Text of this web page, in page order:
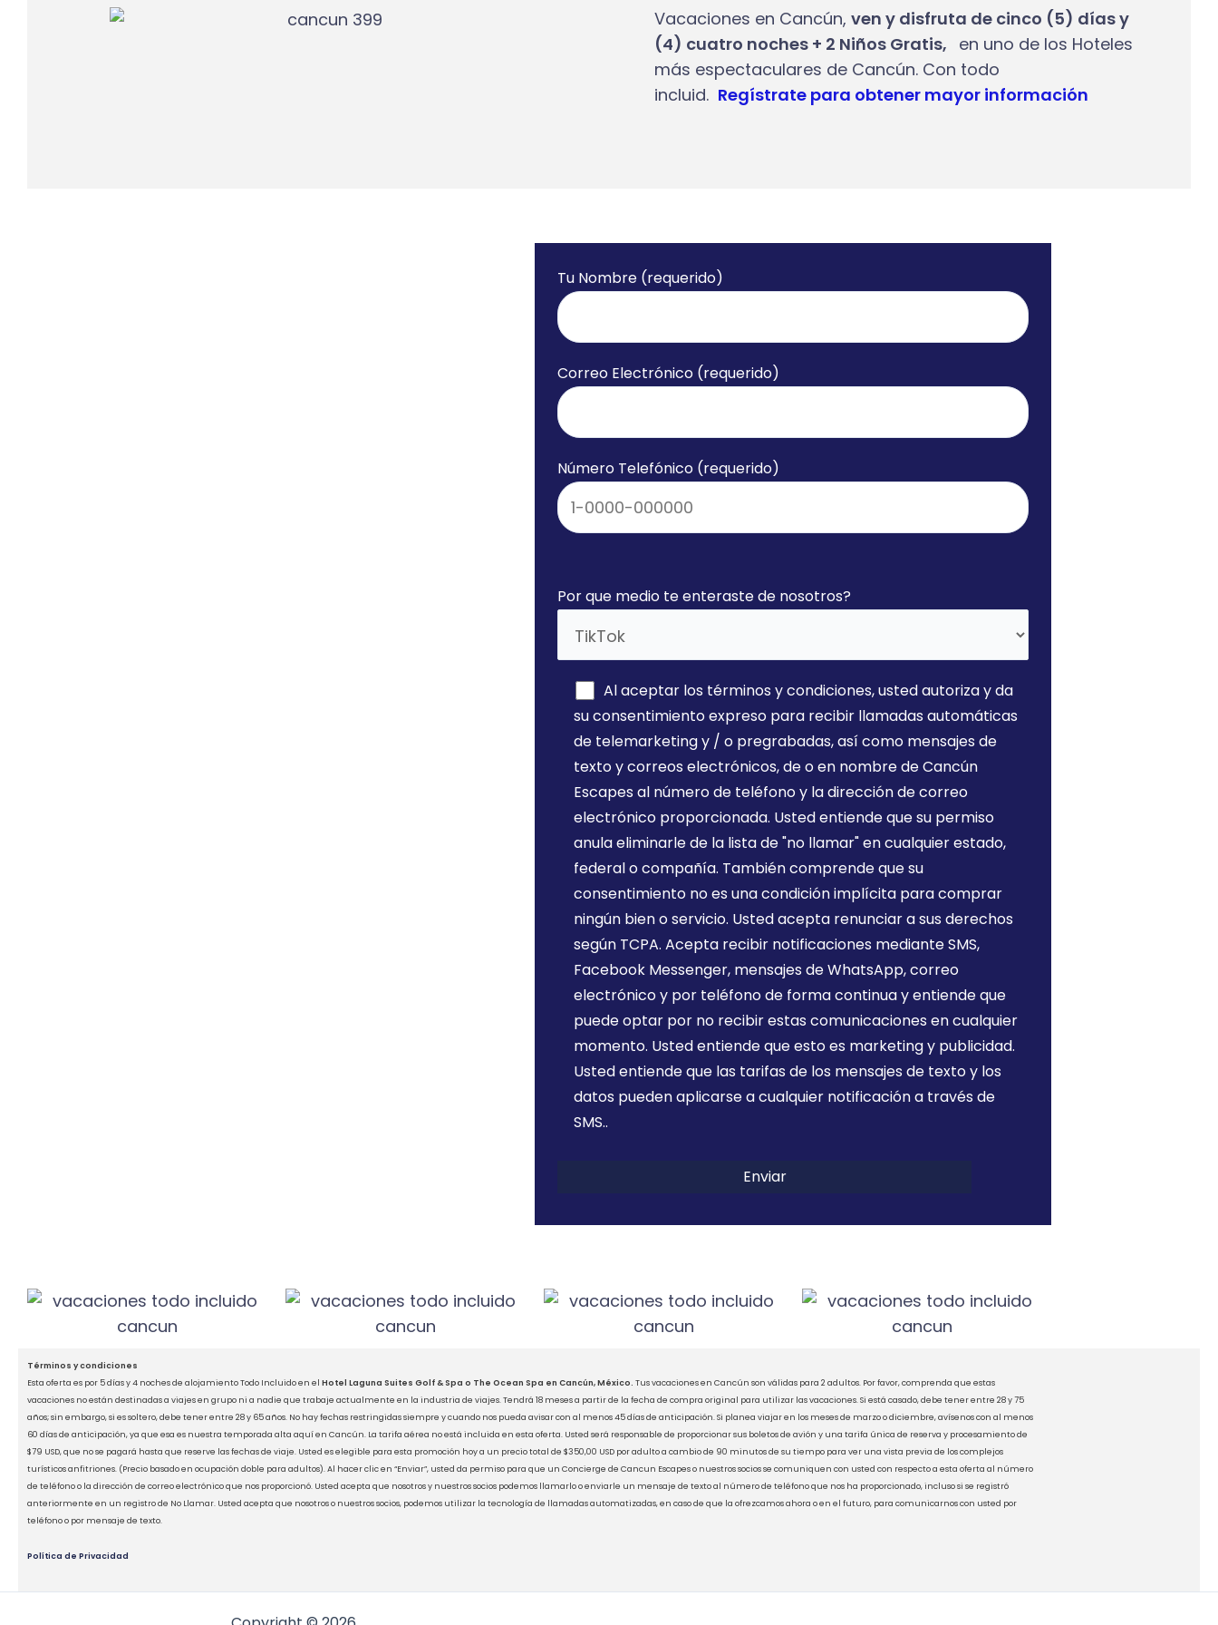
Vacaciones en Cancún, ven y disfruta de cinco (5) días y
(4) cuatro noches + 2 Niños Gratis, en uno de los Hoteles
más espectaculares de Cancún. Con todo
incluid. Regístrate para obtener mayor información
Tu Nombre (requerido)
Correo Electrónico (requerido)
Número Telefónico (requerido)
Por que medio te enteraste de nosotros?
Al aceptar los términos y condiciones, usted autoriza y da
su consentimiento expreso para recibir llamadas automáticas
de telemarketing y / o pregrabadas, así como mensajes de
texto y correos electrónicos, de o en nombre de Cancún
Escapes al número de teléfono y la dirección de correo
electrónico proporcionada. Usted entiende que su permiso
anula eliminarle de la lista de "no llamar" en cualquier estado,
federal o compañía. También comprende que su
consentimiento no es una condición implícita para comprar
ningún bien o servicio. Usted acepta renunciar a sus derechos
según TCPA. Acepta recibir notificaciones mediante SMS,
Facebook Messenger, mensajes de WhatsApp, correo
electrónico y por teléfono de forma continua y entiende que
puede optar por no recibir estas comunicaciones en cualquier
momento. Usted entiende que esto es marketing y publicidad.
Usted entiende que las tarifas de los mensajes de texto y los
datos pueden aplicarse a cualquier notificación a través de
SMS..
Términos ycondiciones
Esta oferta es por 5 días y 4 noches de alojamiento Todo Incluido en el Hotel Laguna Suites Golf & Spa o The Ocean Spa en Cancún, México. Tus vacaciones en Cancún son válidas para 2 adultos. Por favor, comprenda que estas
vacaciones no están destinadas a viajes en grupo ni a nadie que trabaje actualmente en la industria de viajes. Tendrá 18 meses a partir de la fecha de compra original para utilizar las vacaciones.Si está casado, debe tener entre 28 y 75
años; sin embargo, si es soltero, debe tener entre 28 y 65 años. No hay fechas restringidas siempre y cuando nos pueda avisar con al menos 45 días de anticipación. Si planea viajar en los meses de marzo o diciembre, avísenos con al menos
60 días de anticipación, ya que esa es nuestra temporada alta aquí en Cancún. La tarifa aérea no está incluida en esta oferta. Usted será responsable de proporcionar sus boletos de avión y una tarifa única de reserva y procesamiento de
$79 USD, que no se pagará hasta que reserve las fechas de viaje. Usted es elegible para esta promoción hoy a un precio total de $350,00 USD por adulto a cambio de 90 minutos de su tiempo para ver una vista previa de los complejos
turísticos anfitriones. (Precio basado en ocupación doble para adultos).Al hacer clic en “Enviar”, usted da permiso para que un Concierge de Cancun Escapes o nuestros socios se comuniquen con usted con respecto a esta oferta al número
de teléfono o la dirección de correo electrónico que nos proporcionó. Usted acepta que nosotros y nuestros socios podemos llamarlo o enviarle un mensaje de texto al número de teléfono que nos ha proporcionado, incluso si se registró
anteriormente en un registro de No Llamar. Usted acepta que nosotros o nuestros socios, podemos utilizar la tecnología de llamadas automatizadas, en caso de que la ofrezcamos ahora o en el futuro, para comunicarnos con usted por
teléfono o por mensaje de texto.
Política de Privacidad